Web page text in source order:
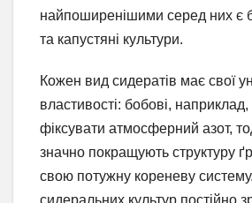
найпоширенішими серед них є
та капустяні культури.
Кожен вид сидератів має свої
властивості: бобові, наприклад,
фіксувати атмосферний азот,
значно покращують структуру
свою потужну кореневу
сидеральних культур постійно